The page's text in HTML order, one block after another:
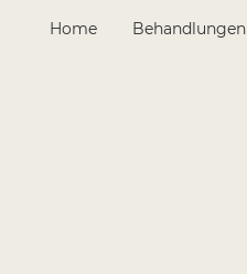
Home Behandlungen